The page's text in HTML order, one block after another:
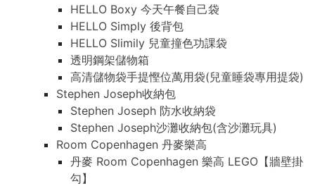
HELLO Boxy 今天午餐自己袋
HELLO Simply 後背包
HELLO Slimily 兒童撞色功課袋
透明鋼架儲物箱
高清儲物袋手提慳位萬用袋(兒童睡袋專用提袋)
Stephen Joseph收納包
Stephen Joseph 防水收納袋
Stephen Joseph沙灘收納包(含沙灘玩具)
Room Copenhagen 丹麥樂高
丹麥 Room Copenhagen 樂高 LEGO【牆壁掛
勾】